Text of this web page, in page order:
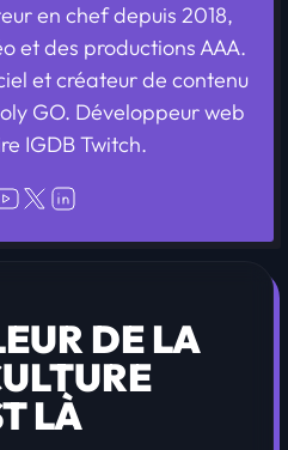
en chef depuis 2018,
et des productions AAA.
et créateur de contenu
GO. Développeur web
IGDB Twitch.
DE LA
LÀ